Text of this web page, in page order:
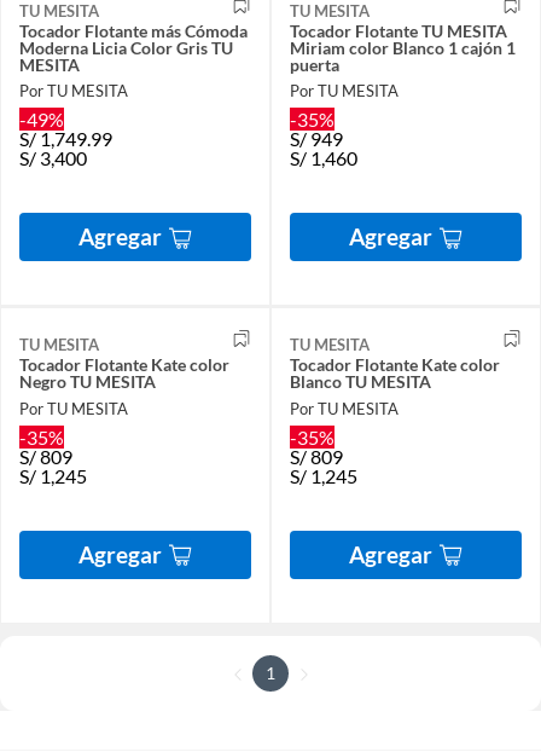
TU MESITA
Tocador Flotante más Cómoda
Moderna Licia Color Gris TU
MESITA
Por TU MESITA
-49%
S/ 1,749.99
S/ 3,400
Agregar
TU MESITA
Tocador Flotante TU MESITA
Miriam color Blanco 1 cajón 1
puerta
Por TU MESITA
-35%
S/ 949
S/ 1,460
Agregar
TU MESITA
Tocador Flotante Kate color
Negro TU MESITA
Por TU MESITA
-35%
S/809
S/ 1,245
Agregar
TU MESITA
Tocador Flotante Kate color
Blanco TU MESITA
Por TU MESITA
-35%
S/809
S/ 1,245
Agregar
1